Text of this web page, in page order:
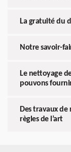
La gratuité du
Notre savoir-
Le nettoyage
pouvons
Des travaux
règles de l’art